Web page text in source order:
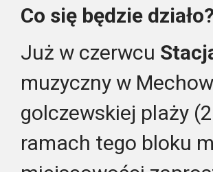
Co się będzie
Już w czerwcu
muzyczny w
golczewskiej plaży
ramach tego bloku